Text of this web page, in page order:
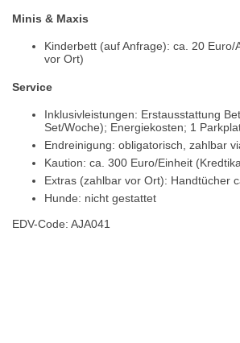
Minis & Maxis
Kinderbett (auf Anfrage): ca. 20 Euro/
vor Ort)
Service
Inklusivleistungen: Erstausstattung
Set/Woche); Energiekosten; 1
Endreinigung: obligatorisch, zahlbar
Kaution: ca. 300 Euro/Einheit
Extras (zahlbar vor Ort): Handtücher
Hunde: nicht gestattet
EDV-Code: AJA041